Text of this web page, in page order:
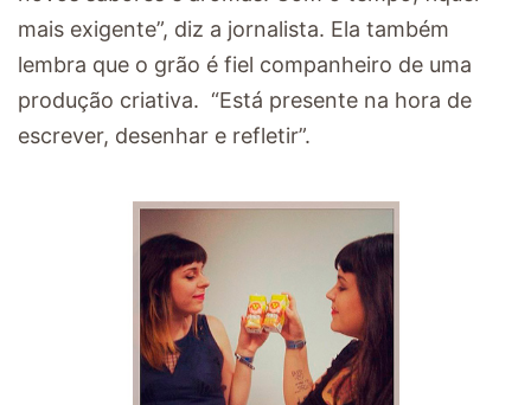
mais exigente”, diz a jornalista. Ela também
lembra que o grão é fiel companheiro de uma
produção criativa. “Está presente na hora de
escrever, desenhar e refletir”.